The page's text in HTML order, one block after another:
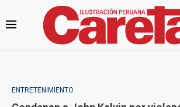
ENTRETENIMIENTO